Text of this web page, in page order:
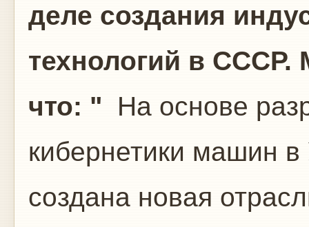
деле создания
технологий в СССР.
что: " На основе
кибернетики машин
создана новая